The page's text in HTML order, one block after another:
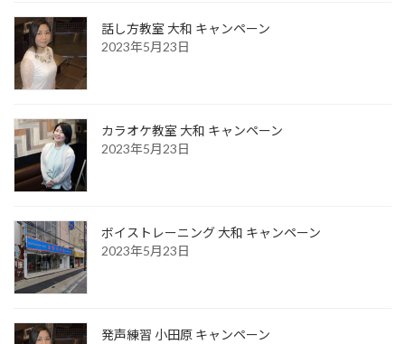
話し方教室 大和 キャンペーン
2023年5月23日
カラオケ教室 大和 キャンペーン
2023年5月23日
ボイストレーニング 大和 キャンペーン
2023年5月23日
発声練習 小田原 キャンペーン